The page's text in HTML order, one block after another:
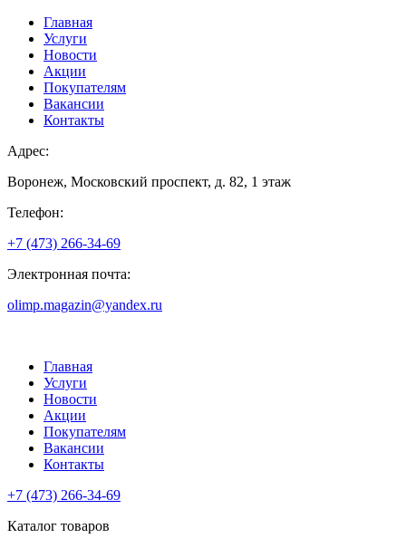
Главная
Услуги
Новости
Акции
Покупателям
Вакансии
Контакты
Адрес:
Воронеж, Московский проспект, д. 82, 1 этаж
Телефон:
+7 (473) 266-34-69
Электронная почта:
olimp.magazin@yandex.ru
Главная
Услуги
Новости
Акции
Покупателям
Вакансии
Контакты
+7 (473) 266-34-69
Каталог товаров